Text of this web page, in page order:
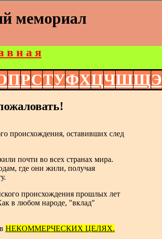
мемориал
в н а я
ПРСТУФХЦЧШЩЭ
происхождения, оставивших след
почти во всех странах мира.
где они жили, получая
происхождения прошлых лет
в любом народе, "вклад"
НЕКОММЕРЧЕСКИХ ЦЕЛЯХ.